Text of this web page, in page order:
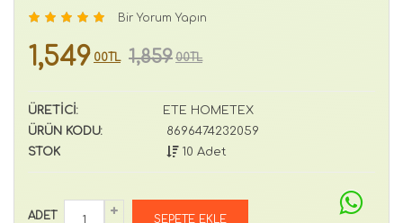
Bir Yorum Yapın
1,549 00TL 1,859 00TL
ÜRETİCİ:
ETE HOMETEX
ÜRÜN KODU:
8696474232059
STOK
10 Adet
ADET